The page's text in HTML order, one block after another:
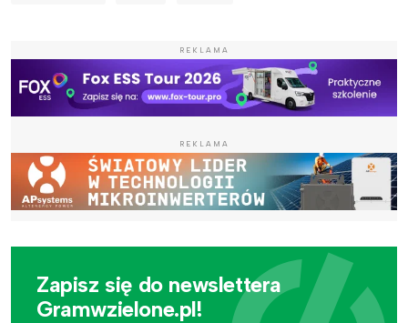
REKLAMA
REKLAMA
Zapisz się do newslettera
Gramwzielone.pl!